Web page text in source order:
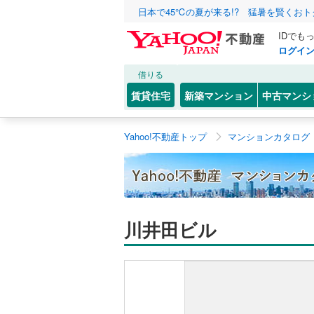
日本で45℃の夏が来る!? 猛暑を賢くおト
IDでも
ログイン
借りる
賃貸住宅 新築マンション 中古マンシ
Yahoo!不動産トップ マンションカタログ
川井田ビル